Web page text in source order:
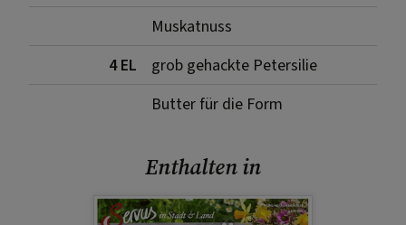
Muskatnuss
4 EL
grob gehackte Petersilie
Butter für die Form
Enthalten in